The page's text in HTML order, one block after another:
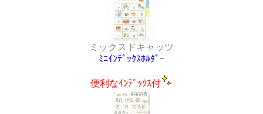
ミックスドキャッツ
ﾐﾆｲﾝﾃﾞｯｸｽﾎﾙﾀﾞｰ
便利なｲﾝﾃﾞｯｸｽ付